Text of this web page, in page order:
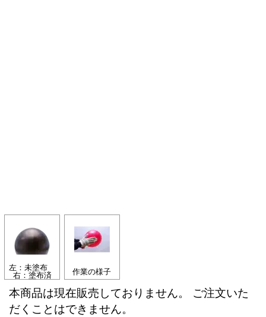
左：未塗布
右：塗布済 作業の様子
本商品は現在販売しておりません。 ご注文いた
だくことはできません。